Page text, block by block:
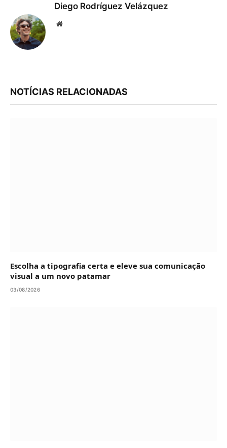
Diego Rodríguez Velázquez
Website
NOTÍCIAS RELACIONADAS
Escolha a tipografia certa e eleve sua comunicação
visual a um novo patamar
03/08/2026